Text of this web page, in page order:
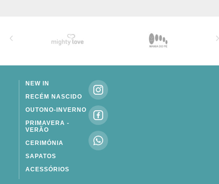
NEW IN
RECÉM NASCIDO
OUTONO-INVERNO
PRIMAVERA -
VERÃO
CERIMÓNIA
SAPATOS
ACESSÓRIOS